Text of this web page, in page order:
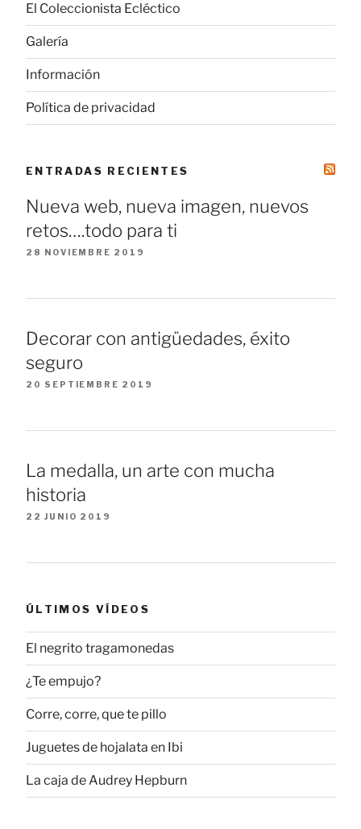
El Coleccionista Ecléctico
Galería
Información
Política de privacidad
ENTRADAS RECIENTES
Nueva web, nueva imagen, nuevos
retos….todo para ti
28 NOVIEMBRE 2019
Decorar con antigüedades, éxito
seguro
20 SEPTIEMBRE 2019
La medalla, un arte con mucha
historia
22 JUNIO 2019
ÚLTIMOS VÍDEOS
El negrito tragamonedas
¿Te empujo?
Corre, corre, que te pillo
Juguetes de hojalata en Ibi
La caja de Audrey Hepburn